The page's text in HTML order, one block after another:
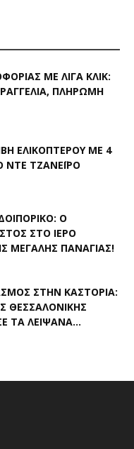
ΜΕ ΛΊΓΑ ΚΛΙΚ:
ΠΛΗΡΩΜΉ
ΕΛΙΚΟΠΤΈΡΟΥ ΜΕ 4
ΝΤΕ ΤΖΑΝΈΙΡΟ
Ο
ΣΤΟ ΙΕΡΌ
ΜΕΓΆΛΗΣ ΠΑΝΑΓΊΑΣ!
ΣΤΗΝ ΚΑΣΤΟΡΙΆ:
ΘΕΣΣΑΛΟΝΊΚΗΣ
ΤΑ ΛΕΊΨΑΝΑ...